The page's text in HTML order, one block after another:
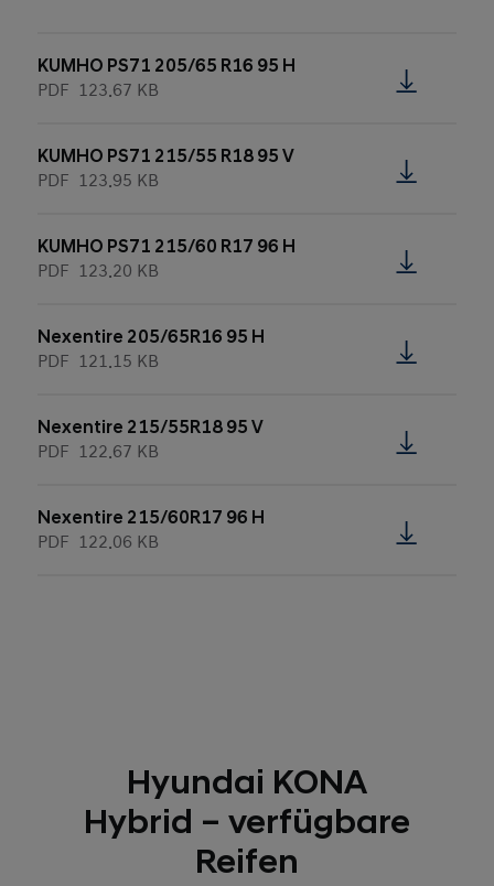
KUMHO PS71 205/65 R16 95 H
PDF 123.67 KB
KUMHO PS71 215/55 R18 95 V
PDF 123.95 KB
KUMHO PS71 215/60 R17 96 H
PDF 123.20 KB
Nexentire 205/65R16 95 H
PDF 121.15 KB
Nexentire 215/55R18 95 V
PDF 122.67 KB
Nexentire 215/60R17 96 H
PDF 122.06 KB
Hyundai KONA
Hybrid – verfügbare
Reifen